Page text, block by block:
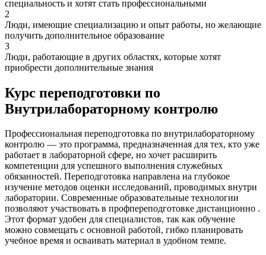
специальность и хотят стать профессиональными
2
Люди, имеющие специализацию и опыт работы, но желающие
получить дополнительное образование
3
Люди, работающие в других областях, которые хотят
приобрести дополнительные знания
Курс переподготовки по
Внутрилабораторному контролю
Профессиональная переподготовка по внутрилабораторному
контролю — это программа, предназначенная для тех, кто уже
работает в лабораторной сфере, но хочет расширить
компетенции для успешного выполнения служебных
обязанностей. Переподготовка направлена на глубокое
изучение методов оценки исследований, проводимых внутри
лаборатории. Современные образовательные технологии
позволяют участвовать в профпереподготовке дистанционно .
Этот формат удобен для специалистов, так как обучение
можно совмещать с основной работой, гибко планировать
учебное время и осваивать материал в удобном темпе.